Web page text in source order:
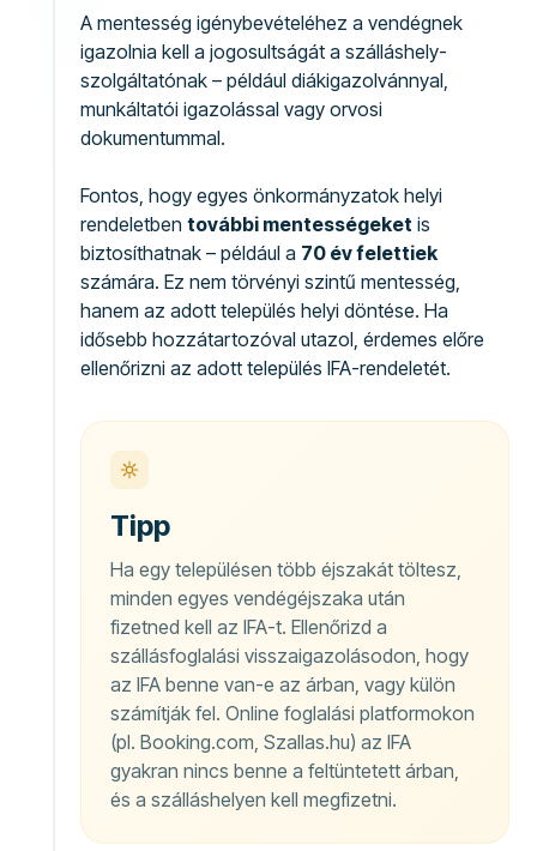
A mentesség igénybevételéhez a vendégnek
igazolnia kell a jogosultságát a szálláshely-
szolgáltatónak – például diákigazolvánnyal,
munkáltatói igazolással vagy orvosi
dokumentummal.
Fontos, hogy egyes önkormányzatok helyi
rendeletbentovábbi mentességeket is
biztosíthatnak – például a 70 év felettiek
számára. Ez nem törvényi szintű mentesség,
hanem az adott település helyi döntése. Ha
idősebb hozzátartozóval utazol, érdemes előre
ellenőrizni az adott település IFA-rendeletét.
Tipp
Ha egy településen több éjszakát töltesz,
minden egyes vendégéjszaka után
fizetned kell az IFA-t. Ellenőrizd a
szállásfoglalási visszaigazolásodon, hogy
az IFA benne van-e az árban, vagy külön
számítják fel. Online foglalási platformokon
(pl. Booking.com, Szallas.hu) az IFA
gyakran nincs benne a feltüntetett árban,
és a szálláshelyen kell megfizetni.